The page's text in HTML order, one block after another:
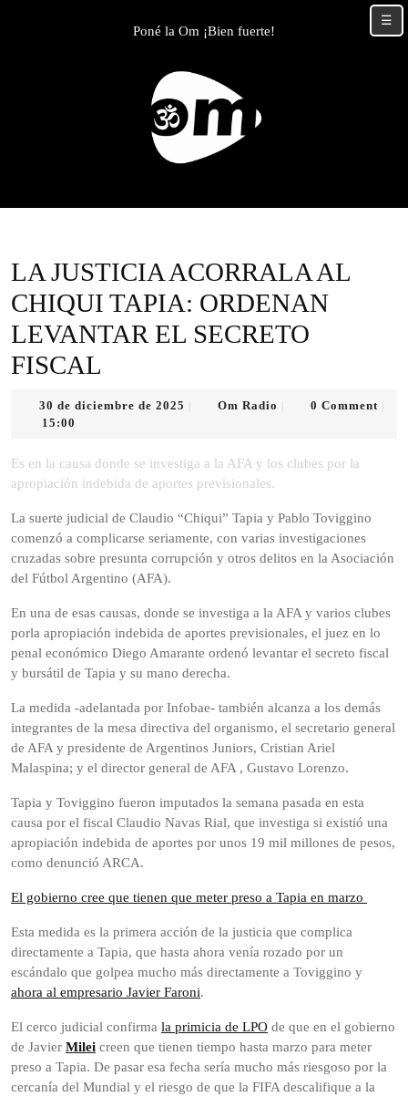
Poné la Om ¡Bien fuerte!
LA JUSTICIA ACORRALA AL
CHIQUI TAPIA: ORDENAN
LEVANTAR EL SECRETO
FISCAL
30 de diciembre de 2025
de
2025
Om Radio 0 Comment
15:00
Es en la causa donde se investiga a la AFA y los clubes por la
apropiación indebida de aportes previsionales.
La suerte judicial de Claudio “Chiqui” Tapia y Pablo Toviggino
comenzó a complicarse seriamente, con varias investigaciones
cruzadas sobre presunta corrupción y otros delitos en la Asociación
del Fútbol Argentino (AFA).
En una de esas causas, donde se investiga a la AFA y varios clubes
porla apropiación indebida de aportes previsionales, el juez en lo
penal económico Diego Amarante ordenó levantar el secreto fiscal
y bursátil de Tapia y su mano derecha.
La medida -adelantada por Infobae- también alcanza a los demás
integrantes de la mesa directiva del organismo, el secretario general
de AFA y presidente de Argentinos Juniors, Cristian Ariel
Malaspina; y el director general de AFA , Gustavo Lorenzo.
Tapia y Toviggino fueron imputados la semana pasada en esta
causa por el fiscal Claudio Navas Rial, que investiga si existió una
apropiación indebida de aportes por unos 19 mil millones de pesos,
como denunció ARCA.
El gobierno cree que tienen que meter preso a Tapia en marzo
Esta medida es la primera acción de la justicia que complica
directamente a Tapia, que hasta ahora venía rozado por un
escándalo que golpea mucho más directamente a Toviggino y
ahora al empresario Javier Faroni.
El cerco judicial confirma la primicia de LPO de que en el gobierno
de Javier Milei creen que tienen tiempo hasta marzo para meter
preso a Tapia. De pasar esa fecha sería mucho más riesgoso por la
cercanía del Mundial y el riesgo de que la FIFA descalifique a la
☰